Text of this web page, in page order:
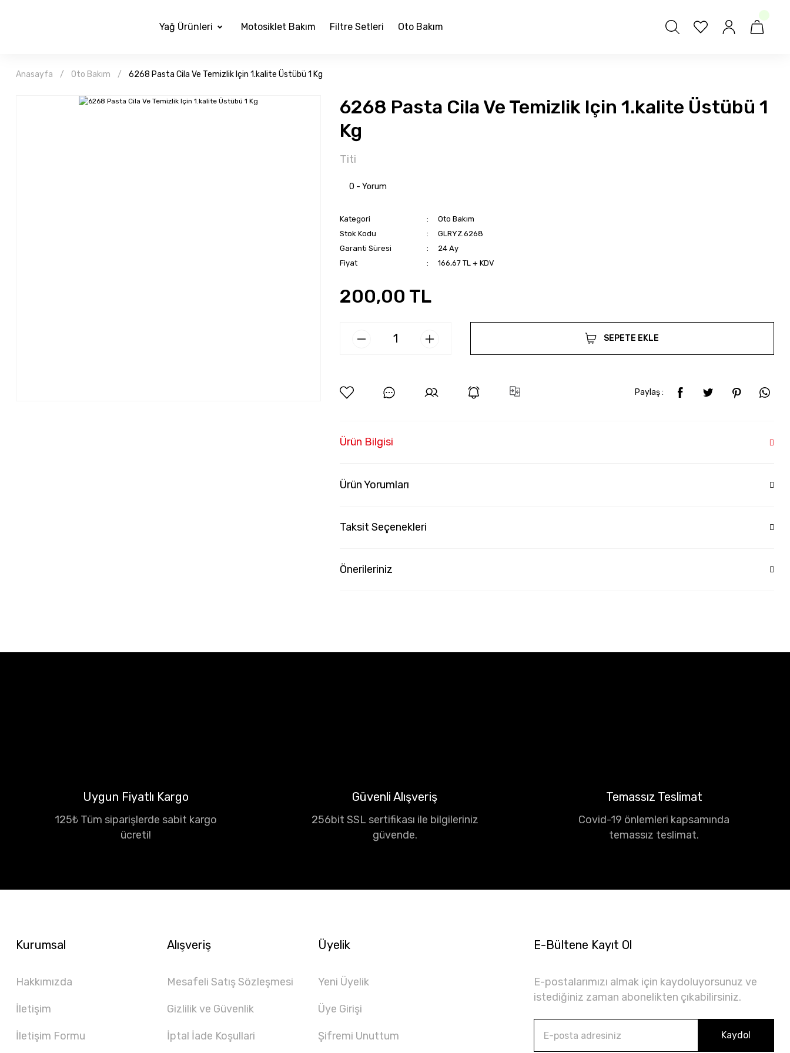
Yağ Ürünleri Motosiklet Bakım Filtre Setleri Oto Bakım
Anasayfa Oto Bakım 6268 Pasta Cila Ve Temizlik Için 1.kalite Üstübü 1 Kg
6268 Pasta Cila Ve Temizlik Için 1.kalite Üstübü 1
Kg
Titi
0 - Yorum
Kategori
Oto Bakım
Stok Kodu
GLRYZ.6268
Garanti Süresi
24 Ay
Fiyat
166,67 TL + KDV
200,00 TL
SEPETE EKLE
Paylaş :
Ürün Bilgisi
Ürün Yorumları
Taksit Seçenekleri
Önerileriniz
Uygun Fiyatlı Kargo
125₺ Tüm siparişlerde sabit kargo
ücreti!
Güvenli Alışveriş
256bit SSL sertifikası ile bilgileriniz
güvende.
Temassız Teslimat
Covid-19 önlemleri kapsamında
temassız teslimat.
Kurumsal
Hakkımızda
İletişim
İletişim Formu
Alışveriş
Mesafeli Satış Sözleşmesi
Gizlilik ve Güvenlik
İptal İade Koşullari
Üyelik
Yeni Üyelik
Üye Girişi
Şifremi Unuttum
E-Bültene Kayıt Ol
E-postalarımızı almak için kaydoluyorsunuz ve
istediğiniz zaman abonelikten çıkabilirsiniz.
Kaydol